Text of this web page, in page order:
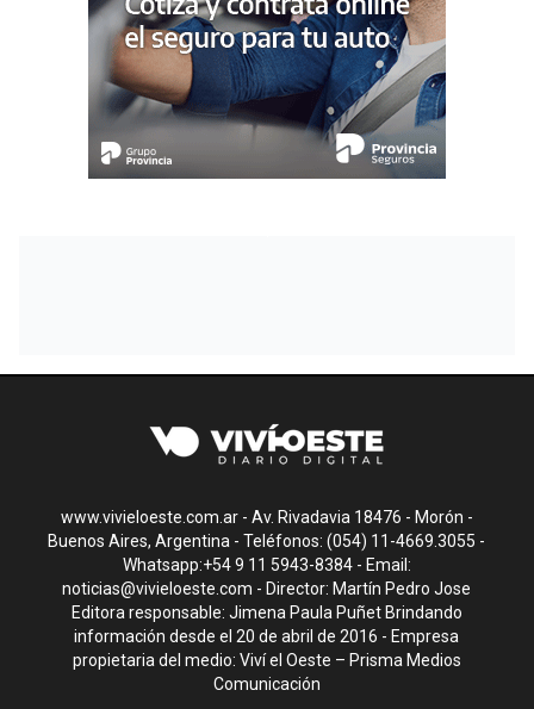
www.vivieloeste.com.ar - Av. Rivadavia 18476 - Morón -
Buenos Aires, Argentina - Teléfonos: (054) 11-4669.3055 -
Whatsapp:+54 9 11 5943-8384 - Email:
noticias@vivieloeste.com - Director: Martín Pedro Jose
Editora responsable: Jimena Paula Puñet Brindando
información desde el 20 de abril de 2016 - Empresa
propietaria del medio: Viví el Oeste – Prisma Medios
Comunicación